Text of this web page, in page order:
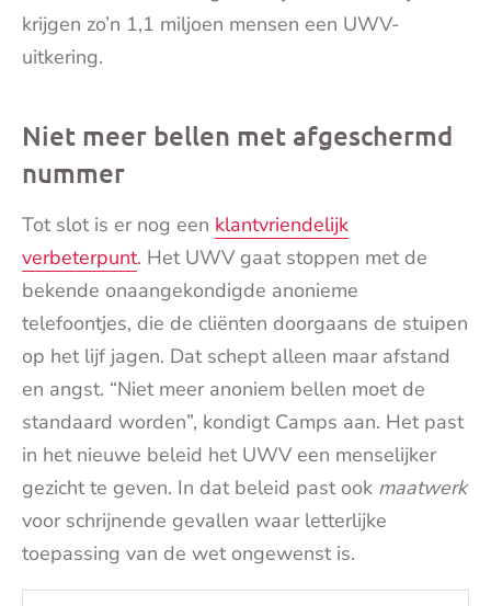
krijgen zo’n 1,1 miljoen mensen een UWV-
uitkering.
Niet meer bellen met afgeschermd
nummer
Tot slot is er nog een klantvriendelijk
verbeterpunt. Het UWV gaat stoppen met de
bekende onaangekondigde anonieme
telefoontjes, die de cliënten doorgaans de stuipen
op het lijf jagen. Dat schept alleen maar afstand
en angst. “Niet meer anoniem bellen moet de
standaard worden”, kondigt Camps aan. Het past
in het nieuwe beleid het UWV een menselijker
gezicht te geven. In dat beleid past ook maatwerk
voor schrijnende gevallen waar letterlijke
toepassing van de wet ongewenst is.